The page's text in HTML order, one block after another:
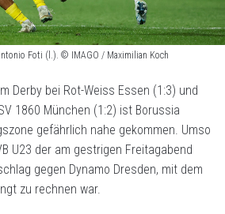
Foti (l.). © IMAGO / Maximilian Koch
Derby bei Rot-Weiss Essen (1:3) und
1860 München (1:2) ist Borussia
gefährlich nahe gekommen. Umso
U23 der am gestrigen Freitagabend
gegen Dynamo Dresden, mit dem
zu rechnen war.